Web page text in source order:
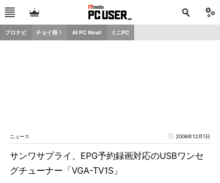
プロナビ チョイ得！ AI PC Now! ミニPC
ニュース 2006年12月1日
サンワサプライ、EPG予約録画対応のUSBワンセ
グチューナー「VGA-TV1S」